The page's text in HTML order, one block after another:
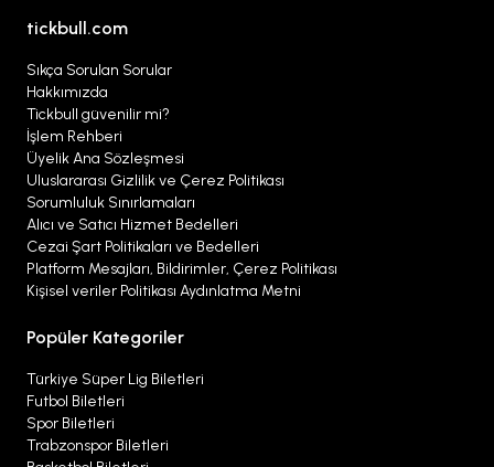
tickbull.com
Sıkça Sorulan Sorular
Hakkımızda
Tickbull güvenilir mi?
İşlem Rehberi
Üyelik Ana Sözleşmesi
Uluslararası Gizlilik ve Çerez Politikası
Sorumluluk Sınırlamaları
Alıcı ve Satıcı Hizmet Bedelleri
Cezai Şart Politikaları ve Bedelleri
Platform Mesajları, Bildirimler, Çerez Politikası
Kişisel veriler Politikası Aydınlatma Metni
Popüler Kategoriler
Türkiye Süper Lig Biletleri
Futbol Biletleri
Spor Biletleri
Trabzonspor Biletleri